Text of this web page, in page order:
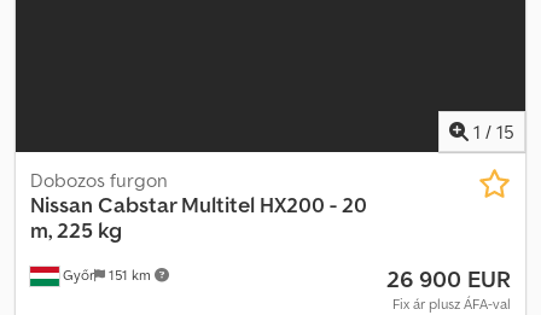
1 / 15
Győr 151 km
Dobozos furgon
Nissan Cabstar Multitel HX200 - 20
m, 225 kg
26 900 EUR
Fix ár plusz ÁFA-val